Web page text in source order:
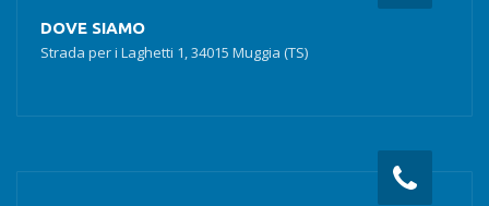
DOVE SIAMO
Strada per i Laghetti 1, 34015 Muggia (TS)